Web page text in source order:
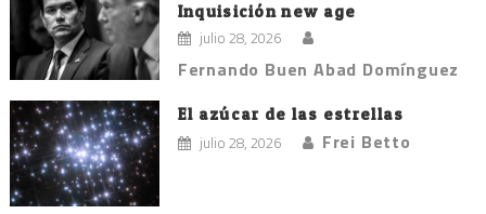
Inquisición new age
julio 28, 2026
Fernando Buen Abad Domínguez
El azúcar de las estrellas
julio 28, 2026 Frei Betto